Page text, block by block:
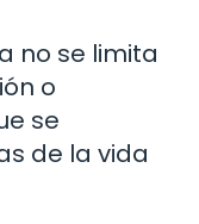
no se limita
o
se
de la vida